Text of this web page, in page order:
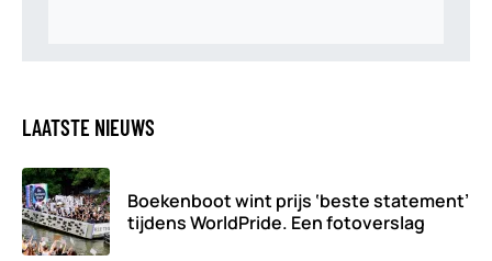
LAATSTE NIEUWS
Boekenboot wint prijs ‘beste statement’
tijdens WorldPride. Een fotoverslag